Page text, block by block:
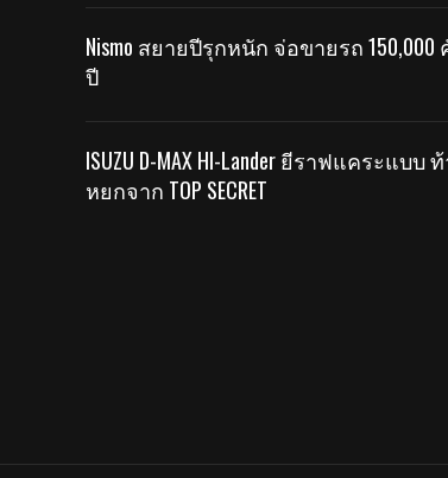
Nismo สยายปีรุกหนัก จ่อขายรถ 150,000
ปี
ISUZU D-MAX HI-Lander ยีราฟแคระแบบ
หยกจาก TOP SECRET